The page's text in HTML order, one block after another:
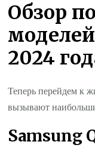
Обзор
2024
Теперь перейдем к
вызывают
Samsung